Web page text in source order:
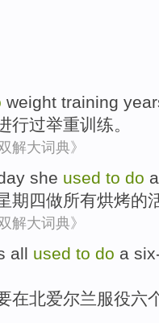
weight training
行过举重训练。
解大词典》
she used to do
期四做所有烘烤的
解大词典》
all used to do a
在北爱尔兰服役六